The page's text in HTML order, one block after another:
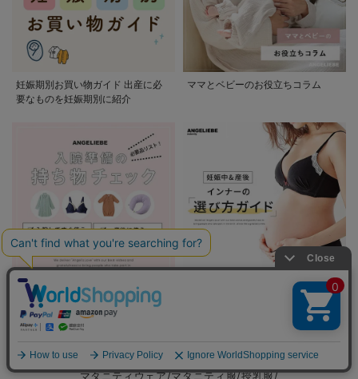
妊娠期別お買い物ガイド 出産に必
要なものを妊娠期別に紹介
ママとベビーのお役立ちコラム
入院準備の持ち物チェック
妊娠中&産後 インナーの選び方ガイ
PICKUP CATEGORY
マタニティウェア/マタニティ服/授乳服/